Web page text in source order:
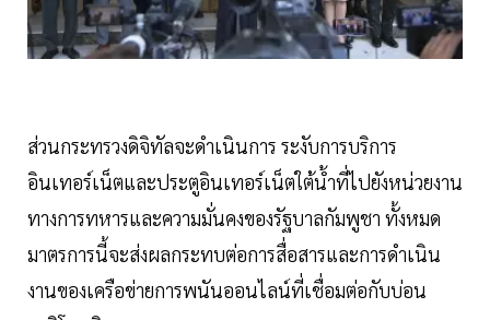
ส่วนกระทรวงดิจิทัลจะดำเนินการ ระงับการบริการ
อินเทอร์เน็ตและประตูอินเทอร์เน็ตใต้น้ำที่ไปยังหน่วยงาน
ทางการทหารและความมั่นคงของรัฐบาลกัมพูชา ทั้งหมด
มาตรการนี้จะส่งผลกระทบต่อการสื่อสารและการดำเนิน
งานของเครือข่ายการพนันออนไลน์ที่เชื่อมต่อกับบ่อน